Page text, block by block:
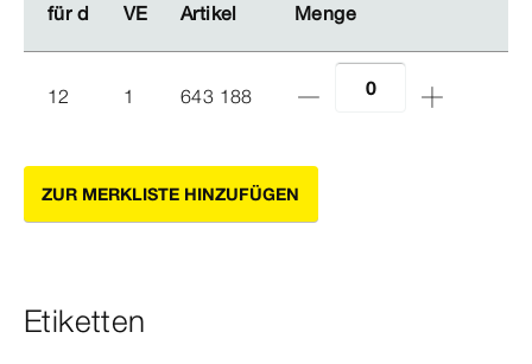
für d VE Artikel Menge
für d VE Artikel Menge
12 1 643 188
ZUR MERKLISTE HINZUFÜGEN
Etiketten